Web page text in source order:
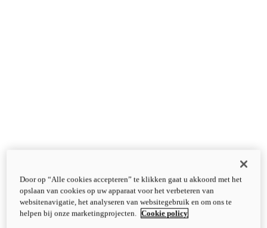
Door op “Alle cookies accepteren” te klikken gaat u akkoord met het
opslaan van cookies op uw apparaat voor het verbeteren van
websitenavigatie, het analyseren van websitegebruik en om ons te
helpen bij onze marketingprojecten.
Cookie policy